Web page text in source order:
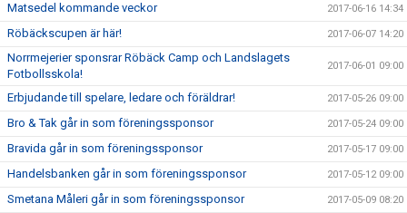
Matsedel kommande veckor 2017-06-16 14:34
Röbäckscupen är här! 2017-06-07 14:20
Norrmejerier sponsrar Röbäck Camp och Landslagets
Fotbollsskola!
2017-06-01 09:00
Erbjudande till spelare, ledare och föräldrar! 2017-05-26 09:00
Bro & Tak går in som föreningssponsor 2017-05-24 09:00
Bravida går in som föreningssponsor 2017-05-17 09:00
Handelsbanken går in som föreningssponsor 2017-05-12 09:00
Smetana Måleri går in som föreningssponsor 2017-05-09 08:20